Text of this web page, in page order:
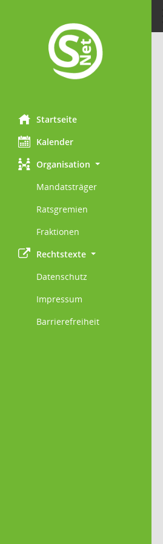
Startseite
Kalender
Organisation
Mandatsträger
Ratsgremien
Fraktionen
Rechtstexte
Datenschutz
Impressum
Barrierefreiheit